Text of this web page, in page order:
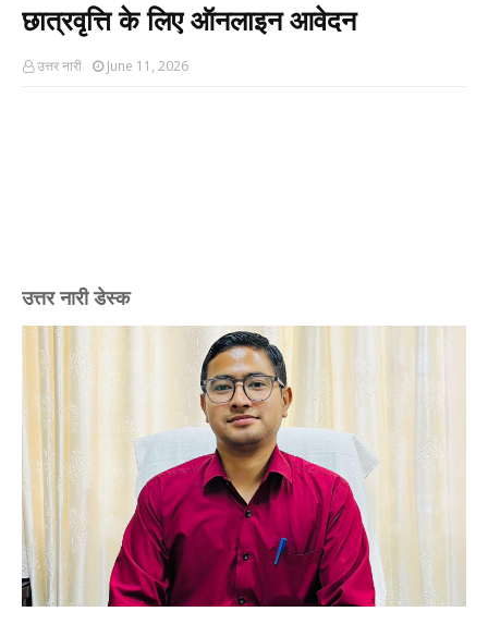
छात्रवृत्ति के लिए ऑनलाइन आवेदन
उत्तर नारी June 11, 2026
उत्तर नारी डेस्क